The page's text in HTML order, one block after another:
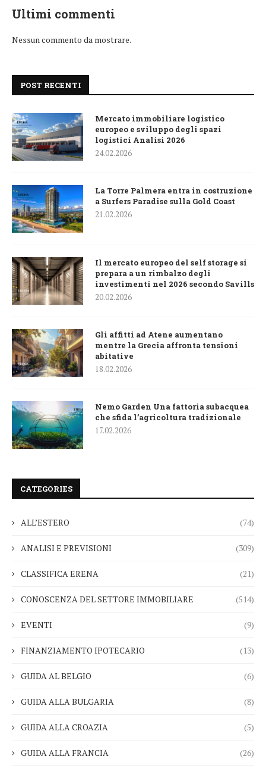
Ultimi commenti
Nessun commento da mostrare.
POST RECENTI
Mercato immobiliare logistico
europeo e sviluppo degli spazi
logistici Analisi 2026
24.02.2026
La Torre Palmera entra in costruzione
a Surfers Paradise sulla Gold Coast
21.02.2026
Il mercato europeo del self storage si
prepara a un rimbalzo degli
investimenti nel 2026 secondo Savills
20.02.2026
Gli affitti ad Atene aumentano
mentre la Grecia affronta tensioni
abitative
18.02.2026
Nemo Garden Una fattoria subacquea
che sfida l’agricoltura tradizionale
17.02.2026
CATEGORIES
ALL’ESTERO (74)
ANALISI E PREVISIONI (309)
CLASSIFICA ERENA (21)
CONOSCENZA DEL SETTORE IMMOBILIARE (514)
EVENTI (9)
FINANZIAMENTO IPOTECARIO (13)
GUIDA AL BELGIO (6)
GUIDA ALLA BULGARIA (8)
GUIDA ALLA CROAZIA (5)
GUIDA ALLA FRANCIA (26)